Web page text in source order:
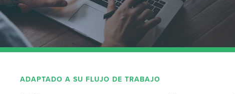
ADAPTADO A SU FLUJO DE TRABAJO